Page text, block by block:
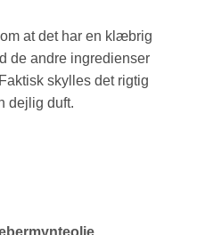
at det har en klæbrig
de andre ingredienser
skylles det rigtig
dejlig duft.